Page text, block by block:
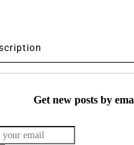
Get new posts by